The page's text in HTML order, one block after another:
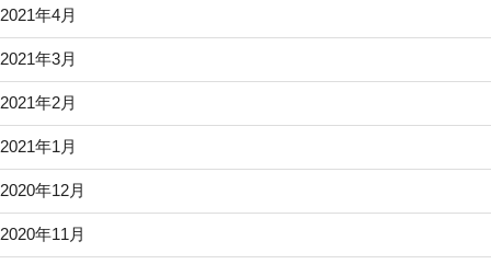
2021年4月
2021年3月
2021年2月
2021年1月
2020年12月
2020年11月